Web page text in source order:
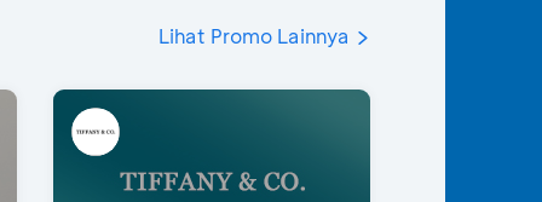
Lihat Promo Lainnya